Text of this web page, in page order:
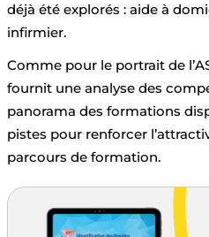
déjà été explorés : aide à
infirmier.
Comme pour le portrait de
fournit une analyse des
panorama des formations
pistes pour renforcer
parcours de formation.